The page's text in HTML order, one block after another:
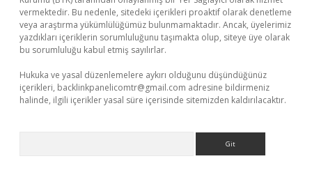
vermektedir. Bu nedenle, sitedeki içerikleri proaktif olarak denetleme
veya araştırma yükümlülüğümüz bulunmamaktadır. Ancak, üyelerimiz
yazdıkları içeriklerin sorumluluğunu taşımakta olup, siteye üye olarak
bu sorumluluğu kabul etmiş sayılırlar.
Hukuka ve yasal düzenlemelere aykırı olduğunu düşündüğünüz
içerikleri, backlinkpanelicomtr@gmail.com adresine bildirmeniz
halinde, ilgili içerikler yasal süre içerisinde sitemizden kaldırılacaktır.